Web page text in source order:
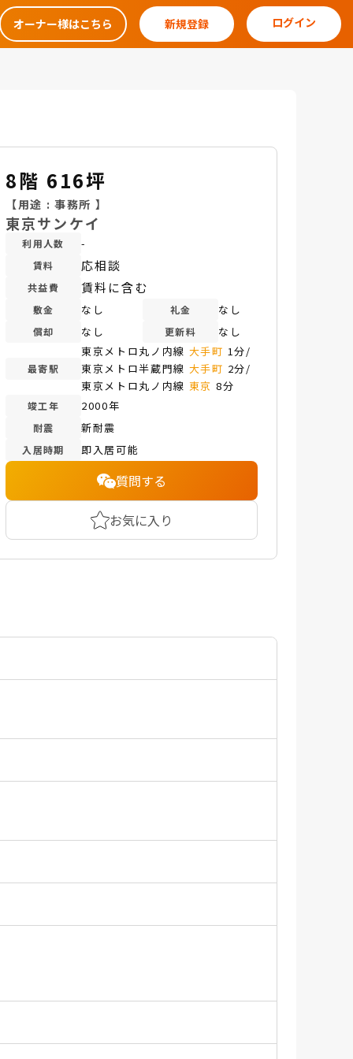
オーナー様はこちら 新規登録 ログイン
8階 616坪
【用途 :事務所 】
東京サンケイ
利用人数 -
賃料 応相談
共益費 賃料に含む
敷金 なし 礼金 なし
償却 なし 更新料 なし
最寄駅
東京メトロ丸ノ内線 大手町 1分/
東京メトロ半蔵門線 大手町 2分/
東京メトロ丸ノ内線 東京 8分
竣工年 2000年
耐震 新耐震
入居時期 即入居可能
質問する
お気に入り